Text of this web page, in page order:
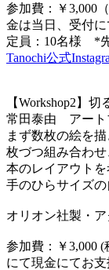
参加費：￥3,000
金は当日、受付に
定員：10名様 *
Tanochi公式
【Workshop2】
常田泰由 アート
まず数枚の絵を
枚づつ組み合わせ
本のレイアウト
手のひらサイズの
オリオン社製・
参加費：￥3,000
にて現金にてお支